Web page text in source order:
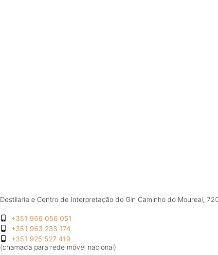
Destilaria e Centro de Interpretação do Gin Caminho do Moureal,
+351 966 056 051
+351 963 233 174
+351 925 527 419
(chamada para rede móvel nacional)